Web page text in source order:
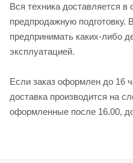
Вся техника доставляется в
предпродажную подготовку.
предпринимать каких-либо
эксплуатацией.
Если заказ оформлен до 16
доставка производится на
оформленные после 16.00,